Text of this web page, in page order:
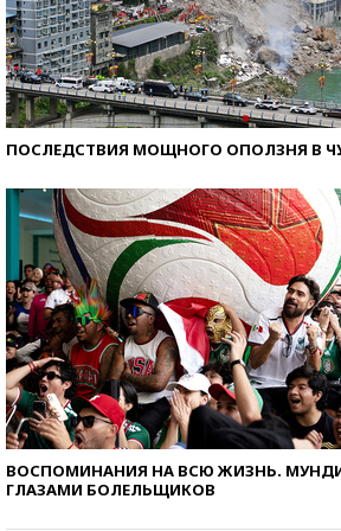
ПОСЛЕДСТВИЯ МОЩНОГО ОПОЛЗНЯ В
ВОСПОМИНАНИЯ НА ВСЮ ЖИЗНЬ.
ГЛАЗАМИ БОЛЕЛЬЩИКОВ